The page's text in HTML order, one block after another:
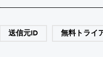
送信元ID 無料トライ